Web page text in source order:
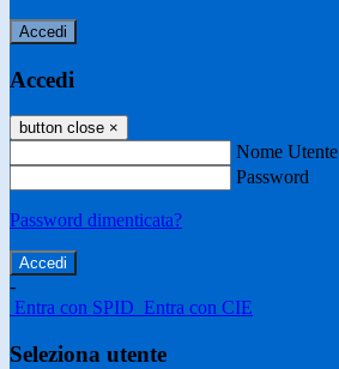
Accedi
Accedi
button close ×
Nome Utente
Password
Password dimenticata?
-
Entra con SPID Entra con CIE
Seleziona utente